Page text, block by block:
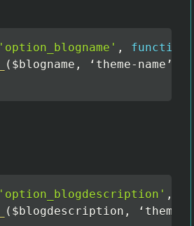
'option_blogname' , function
( $blogname , ‘theme- name’
'option_blogdescription' ,
( $blogdescription , ‘theme